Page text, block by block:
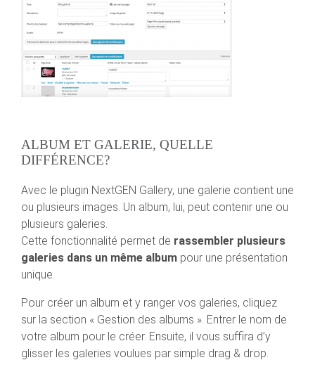
ALBUM ET GALERIE, QUELLE
DIFFÉRENCE?
Avec le plugin NextGEN Gallery, une galerie contient une
ou plusieurs images. Un album, lui, peut contenir une ou
plusieurs galeries.
Cette fonctionnalité permet de rassembler plusieurs
galeries dans un même album pour une présentation
unique.
Pour créer un album et y ranger vos galeries, cliquez
sur la section « Gestion des albums ». Entrer le nom de
votre album pour le créer. Ensuite, il vous suffira d’y
glisser les galeries voulues par simple drag & drop.